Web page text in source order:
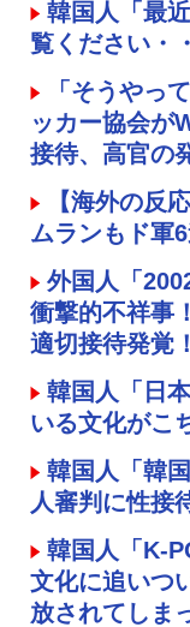
韓国人「最
覧ください・
「そうやっ
ッカー協会が
接待、高官の
【海外の反
ムランもド軍
外国人「
衝撃的不祥事
適切接待発覚
韓国人「日
いる文化がこ
韓国人「韓
人審判に性接
韓国人「K-
文化に追いつ
放されてしま